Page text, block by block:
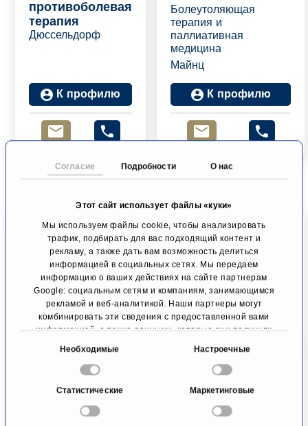
Согласие Подробности О нас
Этот сайт использует файлы «куки»
Мы используем файлы cookie, чтобы анализировать
трафик, подбирать для вас подходящий контент и
рекламу, а также дать вам возможность делиться
информацией в социальных сетях. Мы передаем
информацию о ваших действиях на сайте партнерам
Google: социальным сетям и компаниям, занимающимся
рекламой и веб-аналитикой. Наши партнеры могут
комбинировать эти сведения с предоставленной вами
информацией, а также данными, которые они получили
Необходимые Настроечные
Статистические Маркетинговые
противоболевая
терапия
Дюссельдорф
К профилю
Болеутоляющая
терапия и
паллиативная
медицина
Майнц
К профилю
Д-р (Венгрия)
Ласло Пинтер
Сосудистая и
эндоваскулярная
хирургия
Дормаген
К профилю
Проф., д-р мед.
наук д-р мед. наук,
хабилитированный
доктор Томас
Шмандра
Оффенбах
К профилю